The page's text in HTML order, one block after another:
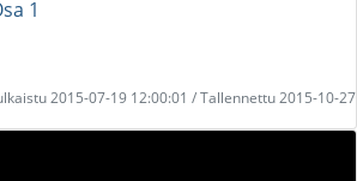
1
2015-07-19 12:00:01 / Tallennettu 2015-10-27